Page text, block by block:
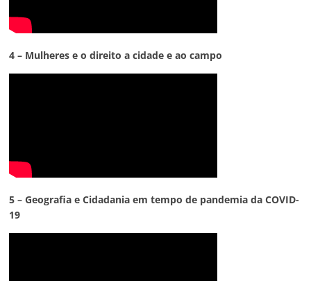
4 – Mulheres e o direito a cidade e ao campo
5 – Geografia e Cidadania em tempo de pandemia da COVID-
19